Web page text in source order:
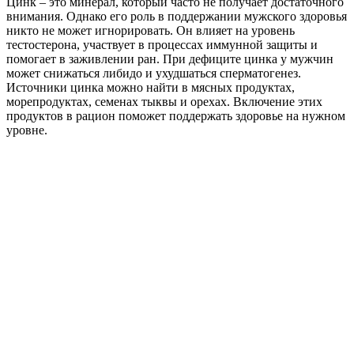
внимания. Однако его роль в поддержании мужского здоровья
никто не может игнорировать. Он влияет на уровень
тестостерона, участвует в процессах иммунной защиты и
помогает в заживлении ран. При дефиците цинка у мужчин
может снижаться либидо и ухудшаться сперматогенез.
Источники цинка можно найти в мясных продуктах,
морепродуктах, семенах тыквы и орехах. Включение этих
продуктов в рацион поможет поддержать здоровье на нужном
уровне.